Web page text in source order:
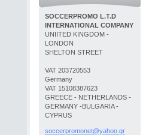
SOCCERPROMO L.T.D
INTERNATIONAL COMPANY
UNIITED KINGDOM -
LONDON
SHELTON STREET
VAT 203720553
Germany
VAT 15108387623
GREECE - NETHERLANDS -
GERMANY -BULGARIA -
CYPRUS
soccerpromonet@yahoo.gr